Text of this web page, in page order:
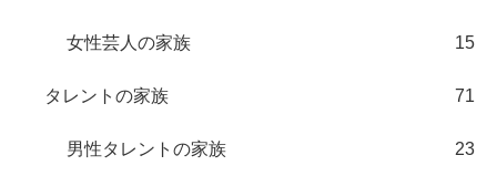
女性芸人の家族 15
タレントの家族 71
男性タレントの家族 23